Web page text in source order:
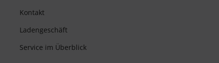
Kontakt
Ladengeschäft
Service im Überblick